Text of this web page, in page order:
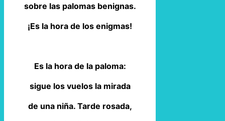
sobre las palomas benignas.
¡Es la hora de los enigmas!
Es la hora de la paloma:
sigue los vuelos la mirada
de una niña. Tarde rosada,